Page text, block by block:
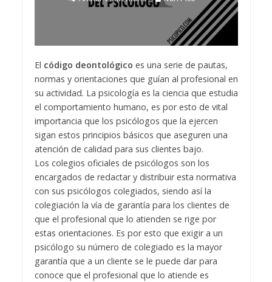
El código deontológico es una serie de pautas,
normas y orientaciones que guían al profesional en
su actividad. La psicología es la ciencia que estudia
el comportamiento humano, es por esto de vital
importancia que los psicólogos que la ejercen
sigan estos principios básicos que aseguren una
atención de calidad para sus clientes bajo.
Los colegios oficiales de psicólogos son los
encargados de redactar y distribuir esta normativa
con sus psicólogos colegiados, siendo así la
colegiación la vía de garantía para los clientes de
que el profesional que lo atienden se rige por
estas orientaciones. Es por esto que exigir a un
psicólogo su número de colegiado es la mayor
garantía que a un cliente se le puede dar para
conoce que el profesional que lo atiende es